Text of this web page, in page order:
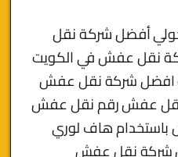
أفضل شركة نقل
نقل عفش في الكويت
افضل شركة نقل عفش
عفشرقم نقل عفش
هاف لوري
شركة نقل عفش